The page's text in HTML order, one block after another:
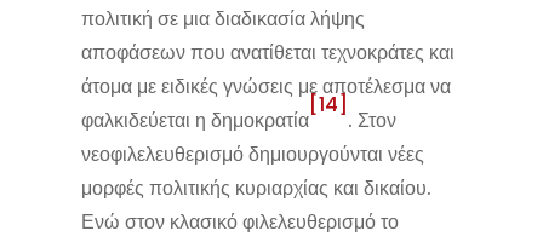
πολιτική σε μια διαδικασία λήψης
αποφάσεων που ανατίθεται τεχνοκράτες και
άτομα με ειδικές γνώσεις με αποτέλεσμα να
φαλκιδεύεται η δημοκρατία
[14]
. Στον
νεοφιλελευθερισμό δημιουργούνται νέες
μορφές πολιτικής κυριαρχίας και δικαίου.
Ενώ στον κλασικό φιλελευθερισμό το